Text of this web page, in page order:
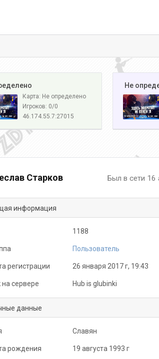
Карта: Не определено
Игроков: 0/0
46.174.55.7:27015
Не
Старков Был в сети 16
информация
1188
Пользователь
регистрации 26 января 2017 г, 19:43
на сервере Hub is glubinki
данные
Славян
рождения 19 августа 1993 г